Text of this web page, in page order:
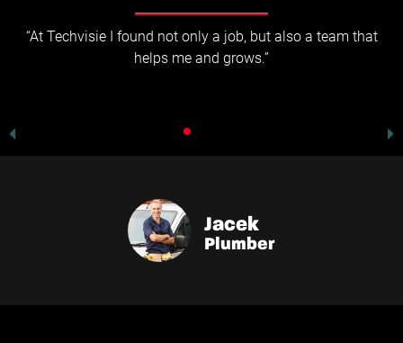
“At Techvisie I found not only a job, but also a team that
helps me and grows.”
Jacek
Plumber